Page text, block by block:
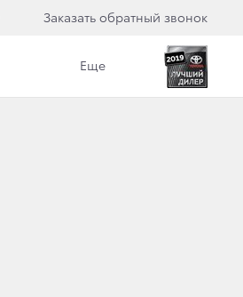
Заказать обратный звонок
Еще